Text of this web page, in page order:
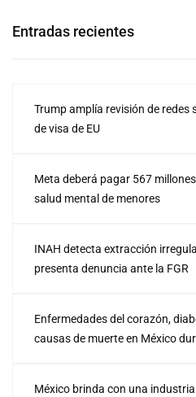
Entradas recientes
Trump amplía revisión de
de visa de EU
Meta deberá pagar 567
salud mental de menores
INAH detecta extracción
presenta denuncia ante la FGR
Enfermedades del corazón,
causas de muerte en México
México brinda con una